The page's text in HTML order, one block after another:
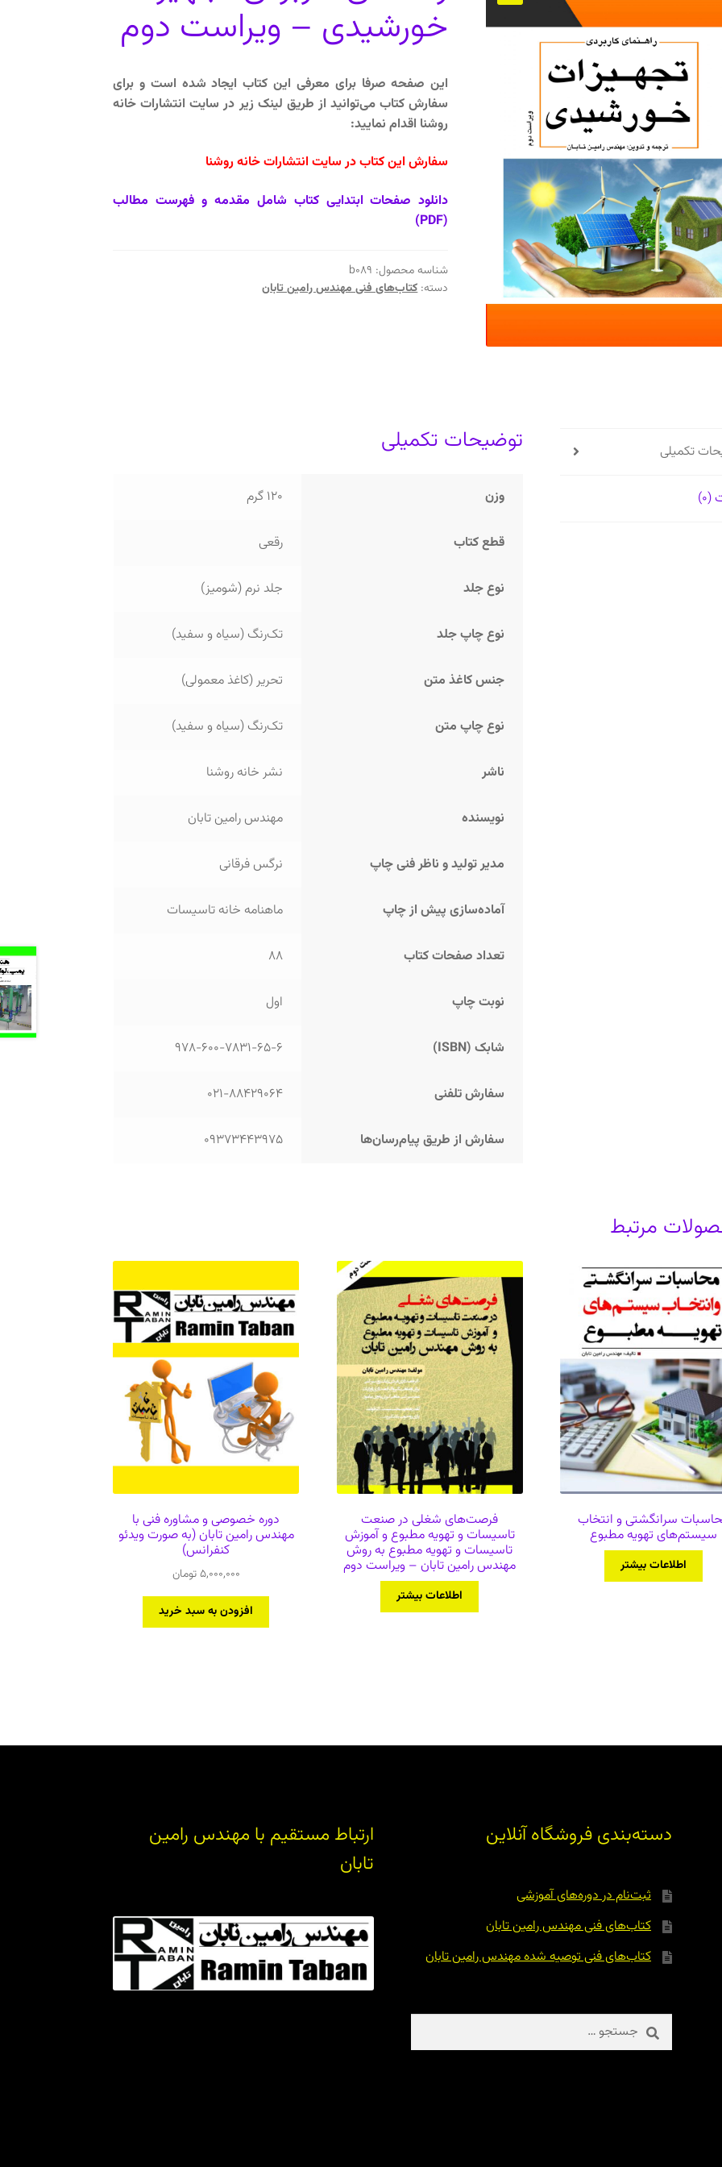
خورشیدی – ویراست دوم
این صفحه صرفا برای معرفی این کتاب ایجاد شده است و برای
سفارش کتاب می‌توانید از طریق لینک زیر در سایت انتشارات خانه
روشنا اقدام نمایید:
سفارش این کتاب در سایت انتشارات خانه روشنا
دانلود صفحات ابتدایی کتاب شامل مقدمه و فهرست مطالب
(PDF)
شناسه محصول: b089
دسته:کتاب‌های فنی مهندس رامین تابان
تکمیلی توضیحات تکمیلی
وزن 120 گرم
قطع کتاب رقعی
نوع جلد جلد نرم (شومیز)
نوع چاپ جلد تک‌رنگ (سیاه و سفید)
جنس کاغذ متن تحریر (کاغذ معمولی)
نوع چاپ متن تک‌رنگ (سیاه و سفید)
ناشر نشر خانه روشنا
نویسنده مهندس رامین تابان
مدیر تولید و ناظر فنی چاپ نرگس فرقانی
آماده‌سازی پیش از چاپ ماهنامه خانه تاسیسات
تعداد صفحات کتاب 88
نوبت چاپ اول
شابک (ISBN) 978-600-7831-65-6
سفارش تلفنی 021-88429064
سفارش از طریق پیام‌رسان‌ها 09373443975
مرتبط
سرانگشتی و انتخاب
سیستم‌های تهویه مطبوع
اطلاعات بیشتر
فرصت‌های شغلی در صنعت
تاسیسات و تهویه مطبوع و آموزش
تاسیسات و تهویه مطبوع به روش
مهندس رامین تابان – ویراست دوم
اطلاعات بیشتر
دوره خصوصی و مشاوره فنی با
مهندس رامین تابان (به صورت ویدئو
کنفرانس)
5,000,000تومان
افزودن به سبد خرید
دسته‌بندی فروشگاه آنلاین
ثبت‌نام در دوره‌های آموزشی
کتاب‌های فنی مهندس رامین تابان
کتاب‌های فنی توصیه شده مهندس رامین تابان
جستجو
برای:
ارتباط مستقیم با مهندس رامین
تابان